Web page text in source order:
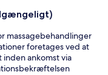
massagebehandlinger
foretages ved at
ankomst via